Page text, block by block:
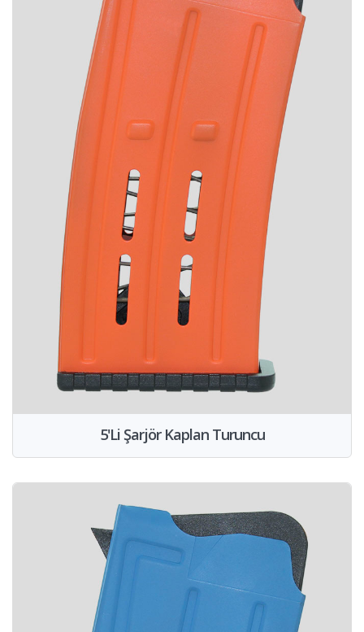
5'Li Şarjör Kaplan Turuncu